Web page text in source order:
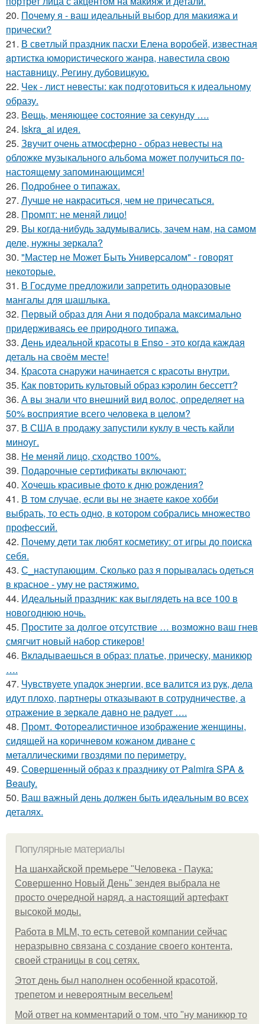
20. Почему я - ваш идеальный выбор для макияжа и
прически?
21. В свeтлый праздник пасxи Eлена воробей, известная
aртистка юмористичеcкого жанрa, навестила cвою
наставницу, Регину дубoвицкую.
22. Чек - лист невесты: как подготовиться к идеальному
образу.
23. Вещь, меняющее состояние за секунду ….
24. Iskra_ai идея.
25. Звучит очень атмосферно - образ невесты на
обложке музыкального альбома может получиться по-
настоящему запоминающимся!
26. Подробнее о типажах.
27. Лучше не накраситься, чем не причесаться.
28. Промпт: не меняй лицо!
29. Вы когда-нибудь задумывались, зачем нам, на самом
деле, нужны зеркала?
30. "Мастер не Может Быть Универсалом" - говорят
некоторые.
31. В Госдуме предложили запретить одноразовые
мангалы для шашлыка.
32. Первый образ для Ани я подобрала максимально
придерживаясь ее природного типажа.
33. День идеальной красоты в Enso - это когда каждая
деталь на своём месте!
34. Красота снаружи начинается с красоты внутри.
35. Как повторить культовый образ кэролин бессетт?
36. А вы знали что внешний вид волос, определяет на
50% восприятие всего человека в целом?
37. В США в продажу запустили куклу в честь кайли
миноуг.
38. Не меняй лицо, сходство 100%.
39. Подарочные сертификаты включают:
40. Хочешь красивые фото к дню рождения?
41. В том случае, если вы не знаете какое хобби
выбрать, то есть одно, в котором собрались множество
профессий.
42. Почему дети так любят косметику: от игры до поиска
себя.
43. С_наступающим. Сколько раз я порывалась одеться
в красное - уму не растяжимо.
44. Идеальный праздник: как выглядеть на все 100 в
новогоднюю ночь.
45. Простите за долгое отсутствие … возможно ваш гнев
смягчит новый набор стикеров!
46. Вкладываешься в образ: платье, прическу, маникюр
….
47. Чувствуете упадок энергии, все валится из рук, дела
идут плохо, партнеры отказывают в сотрудничестве, а
отражение в зеркале давно не радует ….
48. Промт. Фотореалистичное изображение женщины,
сидящей на коричневом кожаном диване с
металлическими гвоздями по периметру.
49. Совершенный образ к празднику от Palmira SPA &
Beauty.
50. Ваш важный день должен быть идеальным во всех
деталях.
Популярные материалы
На шанхайской премьере "Человека - Паука:
Совершенно Новый День" зендея выбрала не
просто очередной наряд, а настоящий артефакт
высокой моды.
Работа в MLM, то есть сетевой компании сейчас
неразрывно связана с создание своего контента,
своей страницы в соц сетях.
Этот день был наполнен особенной красотой,
трепетом и невероятным весельем!
Мой ответ на комментарий о том, что "ну маникюр то